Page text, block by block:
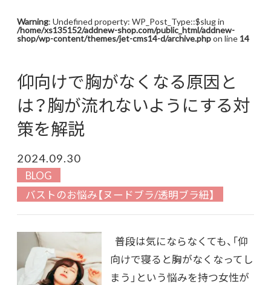
Warning: Undefined property: WP_Post_Type::$slug in
/home/xs135152/addnew-shop.com/public_html/addnew-
shop/wp-content/themes/jet-cms14-d/archive.phpon line 14
仰向けで胸がなくなる原因と
は？胸が流れないようにする対
策を解説
2024.09.30
BLOG
バストのお悩み【ヌードブラ/透明ブラ紐】
普段は気にならなくても、「仰
向けで寝ると胸がなくなってし
まう」という悩みを持つ女性が